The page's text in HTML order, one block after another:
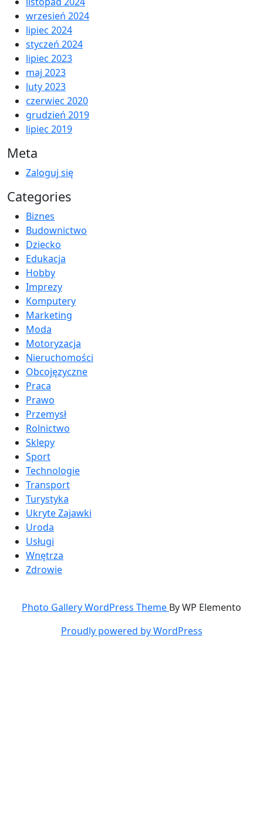
wrzesień 2024
lipiec 2024
styczeń 2024
lipiec 2023
maj 2023
luty 2023
czerwiec 2020
grudzień 2019
lipiec 2019
Meta
Zaloguj się
Categories
Biznes
Budownictwo
Dziecko
Edukacja
Hobby
Imprezy
Komputery
Marketing
Moda
Motoryzacja
Nieruchomości
Obcojęzyczne
Praca
Prawo
Przemysł
Rolnictwo
Sklepy
Sport
Technologie
Transport
Turystyka
Ukryte Zajawki
Uroda
Usługi
Wnętrza
Zdrowie
Photo Gallery WordPress Theme By WP Elemento
Proudly powered by WordPress